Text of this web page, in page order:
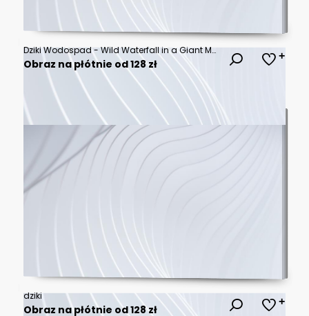
Dziki Wodospad - Wild Waterfall in a Giant Mountains, Karpacz, Poland. Long exposure shot
Obraz na płótnie od 128 zł
dziki
Obraz na płótnie od 128 zł